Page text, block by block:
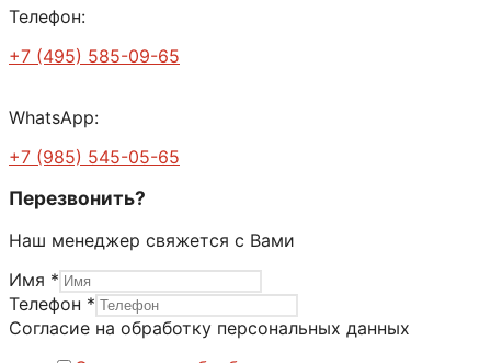
Телефон:
+7 (495) 585-09-65
WhatsApp:
+7 (985) 545-05-65
Перезвонить?
Наш менеджер свяжется с Вами
Имя *
персональных
данных
Телефон *
Согласие на обработку персональных данных